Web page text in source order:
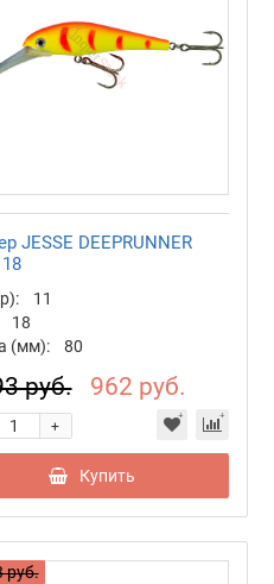
JESSE DEEPRUNNER
11
18
(мм):
80
руб. 962 руб.
+
Купить
руб.